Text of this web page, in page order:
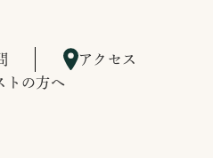
アクセス
トの方へ